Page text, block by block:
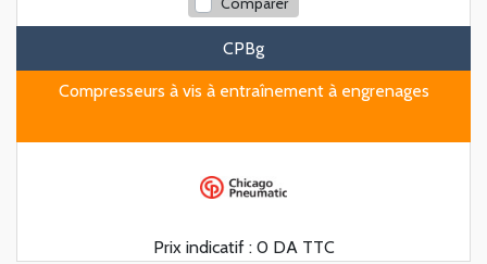
CPBg
Compresseurs à vis à entraînement à engrenages
Prix indicatif : 0 DA TTC